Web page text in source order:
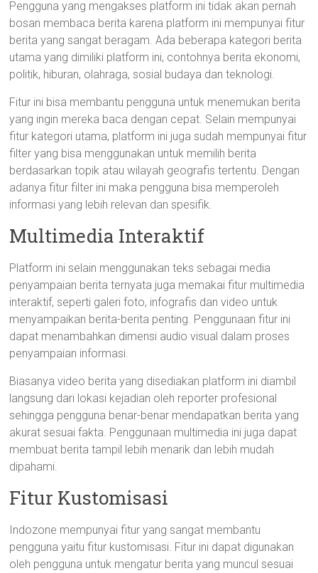
Pengguna yang mengakses platform ini tidak akan pernah
bosan membaca berita karena platform ini mempunyai fitur
berita yang sangat beragam. Ada beberapa kategori berita
utama yang dimiliki platform ini, contohnya berita ekonomi,
politik, hiburan, olahraga, sosial budaya dan teknologi.
Fitur ini bisa membantu pengguna untuk menemukan berita
yang ingin mereka baca dengan cepat. Selain mempunyai
fitur kategori utama, platform ini juga sudah mempunyai fitur
filter yang bisa menggunakan untuk memilih berita
berdasarkan topik atau wilayah geografis tertentu. Dengan
adanya fitur filter ini maka pengguna bisa memperoleh
informasi yang lebih relevan dan spesifik.
Multimedia Interaktif
Platform ini selain menggunakan teks sebagai media
penyampaian berita ternyata juga memakai fitur multimedia
interaktif, seperti galeri foto, infografis dan video untuk
menyampaikan berita-berita penting. Penggunaan fitur ini
dapat menambahkan dimensi audio visual dalam proses
penyampaian informasi.
Biasanya video berita yang disediakan platform ini diambil
langsung dari lokasi kejadian oleh reporter profesional
sehingga pengguna benar-benar mendapatkan berita yang
akurat sesuai fakta. Penggunaan multimedia ini juga dapat
membuat berita tampil lebih menarik dan lebih mudah
dipahami.
Fitur Kustomisasi
Indozone mempunyai fitur yang sangat membantu
pengguna yaitu fitur kustomisasi. Fitur ini dapat digunakan
oleh pengguna untuk mengatur berita yang muncul sesuai